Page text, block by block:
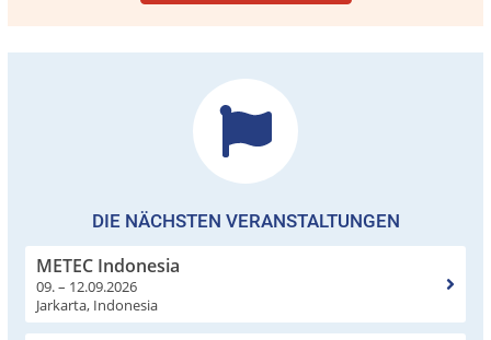
DIE NÄCHSTEN VERANSTALTUNGEN
METEC Indonesia
09. – 12.09.2026
Jarkarta, Indonesia